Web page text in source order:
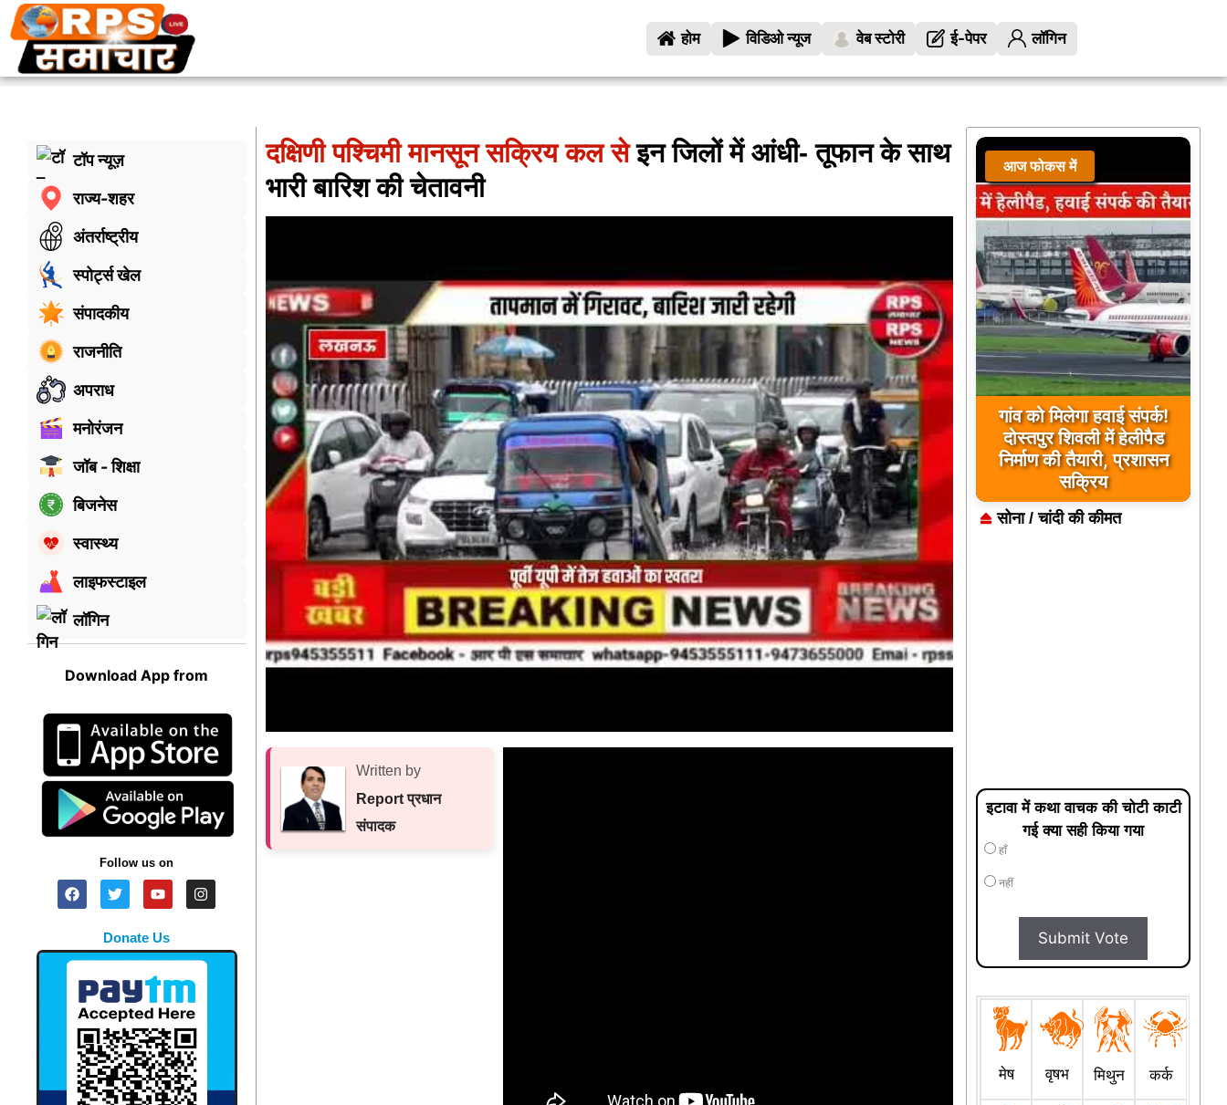
होम विडिओ न्यूज वेब स्टोरी ई-पेपर लॉगिन
टॉप न्यूज़
राज्य-शहर
अंतर्राष्ट्रीय
स्पोर्ट्स खेल
संपादकीय
राजनीति
अपराध
मनोरंजन
जॉब - शिक्षा
बिजनेस
स्वास्थ्य
लाइफस्टाइल
लॉगिन
Download App from
Follow us on
Donate Us
दक्षिणी पश्चिमी मानसून सक्रिय कल सेइन जिलों में आंधी- तूफान के साथ
भारी बारिश की चेतावनी
Written by
Report प्रधान
संपादक
आज फोकस में
गांव को मिलेगा हवाई संपर्क!
दोस्तपुर शिवली में हेलीपैड
निर्माण की तैयारी, प्रशासन
सक्रिय
सोना / चांदी की कीमत
इटावा में कथा वाचक की चोटी काटी
गई क्या सही किया गया
हाँ
नहीं
Submit Vote
मेष वृषभ मिथुन कर्क